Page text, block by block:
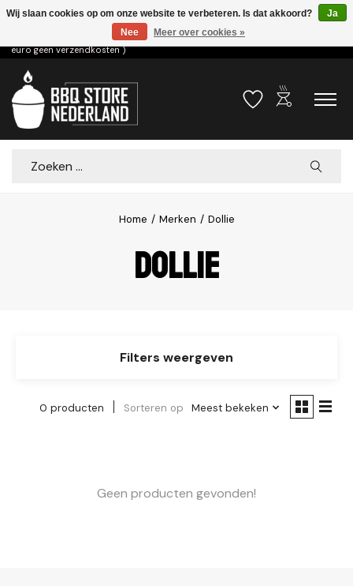
Voor 15.00u besteld dezelfde dag verzonden! ( 6,95 verzendkosten, vanaf 75
euro geen verzendkosten )
Verlanglijst
outdoor_grill
Zoeken
Home / Merken / Dollie
Dollie
Filters weergeven
0 producten Sorteren op Meest bekeken
Geen producten gevonden!
Wij slaan cookies op om onze website te verbeteren. Is dat akkoord?
Ja
Nee
Meer over cookies »